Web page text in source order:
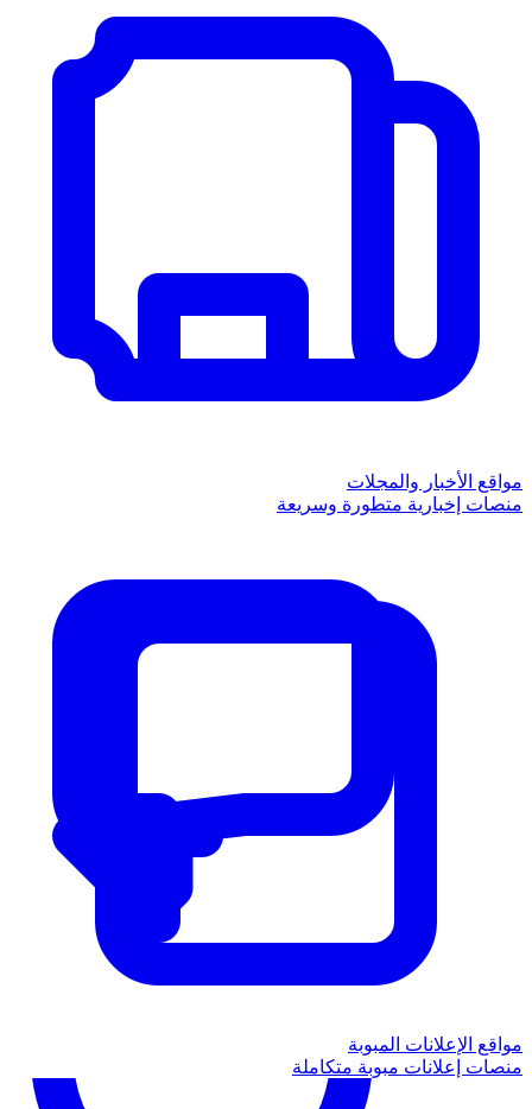
مواقع الأخبار والمجلات
منصات إخبارية متطورة وسريعة
مواقع الإعلانات المبوبة
منصات إعلانات مبوبة متكاملة